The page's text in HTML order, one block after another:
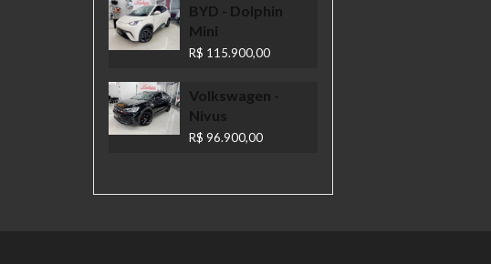
BYD - Dolphin
Mini
R$ 115.900,00
Volkswagen -
Nivus
R$ 96.900,00